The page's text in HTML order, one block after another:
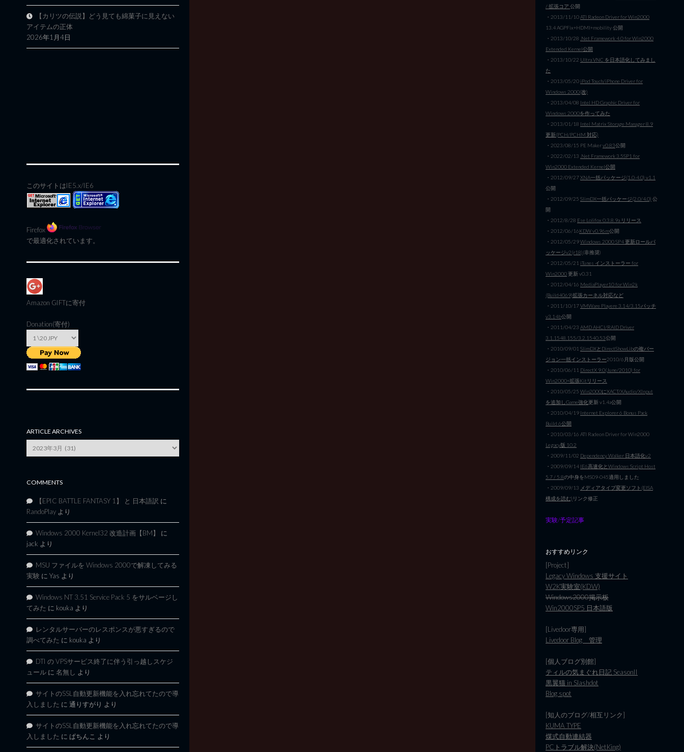
【カリツの伝説】どう見ても綿菓子に見えない
アイテムの正体
2026年1月4日
このサイトはIE5.x/IE6
Firefox
で最適化されています。
Amazon GIFTに寄付
Donation(寄付)
ARTICLE ARCHIVES
Archives
COMMENTS
【EPIC BATTLE FANTASY 1】 と 日本語訳 に
RandoPlay より
Windows 2000 Kernel32 改造計画【BM】
に
jack より
MSU ファイルを Windows 2000で解凍してみる
実験 に Yas より
Windows NT 3.51 Service Pack 5 をサルベージし
てみた に kouka より
レンタルサーバーのレスポンスが悪すぎるので
調べてみた に kouka より
DTI の VPSサービス終了に伴う引っ越しスケジ
ュール に 名無し より
サイトのSSL自動更新機能を入れ忘れてたので導
入しました に 通りすがり より
サイトのSSL自動更新機能を入れ忘れてたので導
入しました に ぱちんこ より
/ 拡張コア 公開
・2013/11/10ATI Radeon Driver for Win2000
13.4 AGPFix+HDMI+mobility 公開
・2013/10/28 .Net Framework 4.0 for Win2000
Extended Kernel公開
・2013/10/22 Ultra VNC を日本語化してみまし
た
・2013/05/20 iPod Touch/iPhone Driver for
Windows 2000(改)
・2013/04/08 Intel HD Graphic Driver for
Windows 2000を作ってみた
・2013/01/18 Intel Matrix Storage Manager 8.9
更新(PCH/PCHM 対応)
・2023/08/15 PE Makerv0.83公開
・2022/02/13 .Net Framework 3.5SP1 for
Win2000 Extended Kernel公開
・2012/09/27XNA一括パッケージ(1.0-4.0) v1.1
公開
・2012/09/25 SlimDX一括パッケージ(2.0/4.0) 公
開
・2012/8/28 Ese Lolifox 0.3.8.9a リリース
・2012/06/16KDW v0.96m公開
・2012/05/29Windows 2000 SP4 更新ロールパ
ッケージv2(r18)(非推奨)
・2012/05/21 iTunes インストーラー for
Win2000更新 v0.31
・2012/04/16 MediaPlayer10 for Win2k
(Build4069)拡張カーネル対応など
・2011/10/17VMWare Playere 3.14/3.15パッチ
v3.14b公開
・2011/04/23 AMD AHCI/RAID Driver
3.1.1548.155/3.2.1540.53公開
・2010/09/01 SlimDXとDirectShowLibの複バー
ジョン一括インストーラー2010/6月版公開
・2010/06/11 DirectX 9.0(June/2010) for
Win2000+拡張Kitリリース
・2010/05/25 Win2000にXACT/XAudio/XInput
を追加しGame強化更新 v1.4a公開
・2010/04/19 Internet Explorer 6 Bonus Pack
Build 6公開
・2010/03/16 ATI Radeon Driver for Win2000
Legacy版 10.2
・2009/11/02 Dependency Walker 日本語化v2
・2009/09/14 IE6高速化とWindows Script Host
5.7 / 5.8の中身をMS09-045適用しました
・2009/09/13 メディアタイプ変更ソフト(EISA
構成を読む) リンク修正
実験/予定記事
おすすめリンク
[Project]
Legacy Windows 支援サイト
W2K実験室(KDW)
Windows2000掲示板
Win2000SP5 日本語版
[Livedoor専用]
Livedoor Blog 管理
[個人ブログ別館]
ティルの気まぐれ日記 SeasonII
黒翼猫 in Slashdot
Blog spot
[知人のブログ/相互リンク]
KUMA TYPE
煤式自動連結器
PCトラブル解決(NetKing)